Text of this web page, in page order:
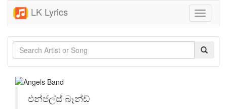
LK Lyrics
Toggle
එන්ජල්ස් බෑන්ඩ්